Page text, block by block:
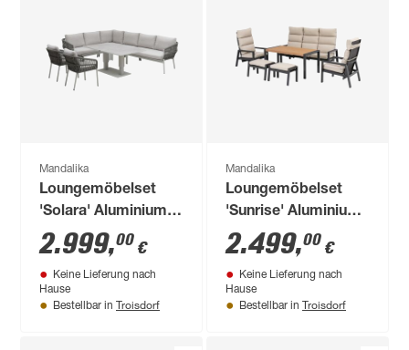
Mandalika
Loungemöbelset
'Solara' Aluminium
grau/beige 6-teilig
2.999,00 €
Keine Lieferung nach
Hause
Bestellbar in Troisdorf
Mandalika
Loungemöbelset
'Sunrise' Aluminium
beige 6-teilig
2.499,00 €
Keine Lieferung nach
Hause
Bestellbar in Troisdorf